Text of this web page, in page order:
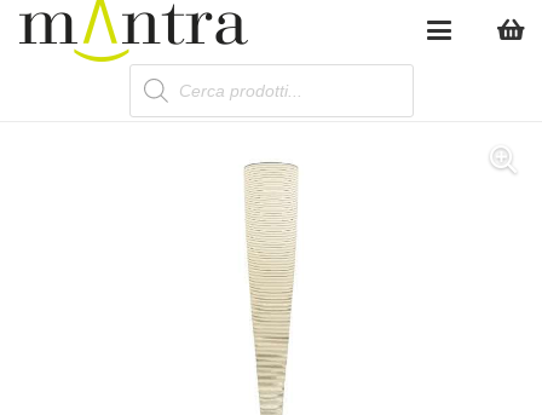
Products
search